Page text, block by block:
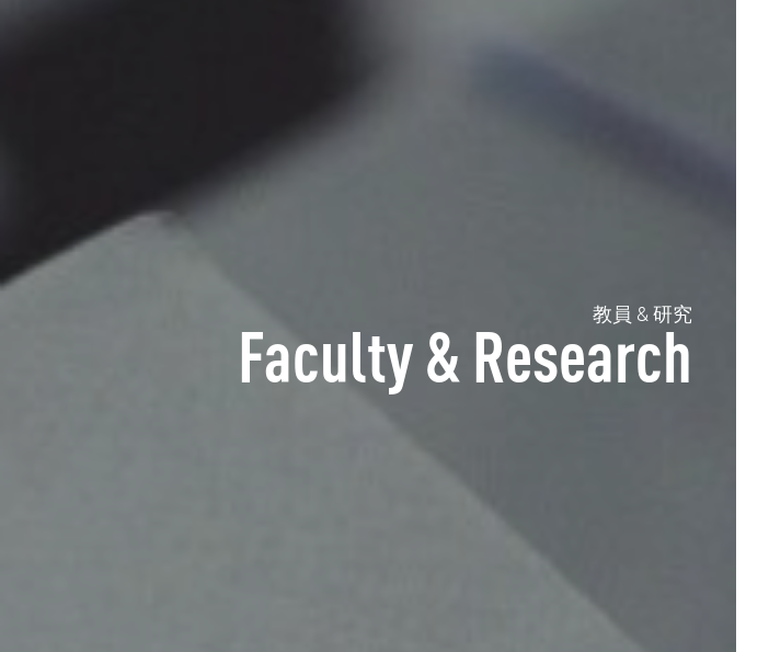
教員 & 研究
Faculty & Research